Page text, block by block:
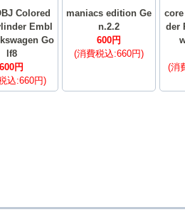
Colored
Embl
Go
lf8
600円
込:660円)
maniacs edition Ge
n.2.2
600円
(消費税込:660円)
core
der
(消